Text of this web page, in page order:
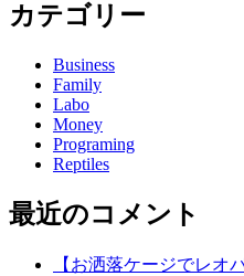
カテゴリー
Business
Family
Labo
Money
Programing
Reptiles
最近のコメント
【お洒落ケージでレオ